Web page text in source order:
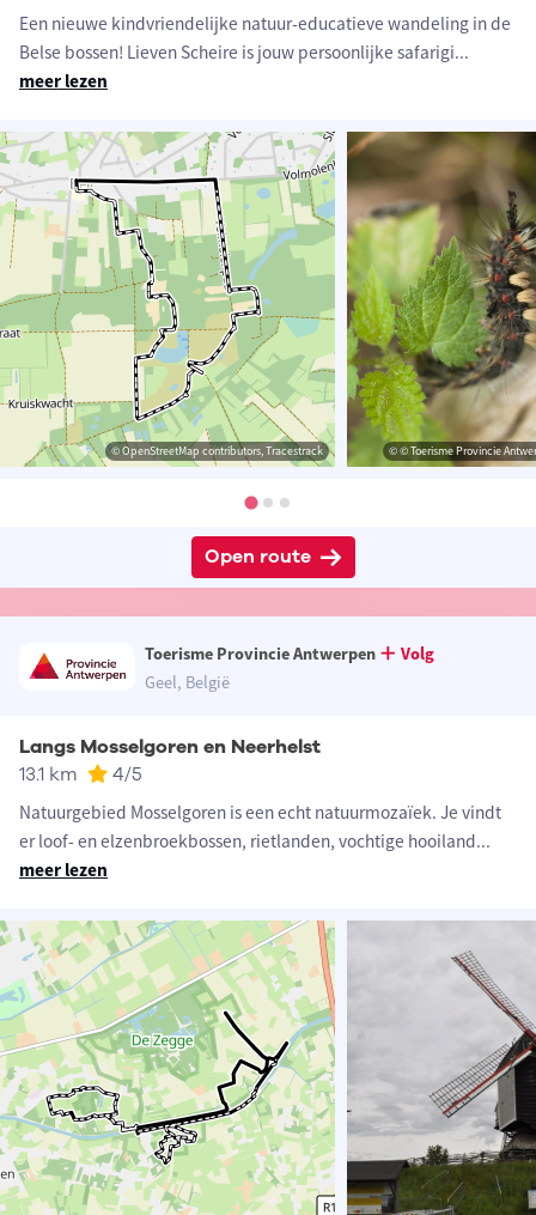
Een nieuwe kindvriendelijke natuur-educatieve wandeling in de
Belse bossen! Lieven Scheire is jouw persoonlijke safarigi...
meer lezen
© OpenStreetMap contributors, Tracestrack © © Toerisme Provincie
Open route
Toerisme Provincie Antwerpen
Volg
Geel, België
Langs Mosselgoren en Neerhelst
13.1 km 4/5
Natuurgebied Mosselgoren is een echt natuurmozaïek. Je vindt
er loof- en elzenbroekbossen, rietlanden, vochtige hooiland...
meer lezen